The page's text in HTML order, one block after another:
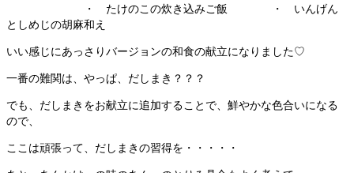
・ たけのこの炊き込みご飯 ・ いんげん
としめじの胡麻和え
いい感じにあっさりバージョンの和食の献立になりました♡
一番の難関は、やっぱ、だしまき？？？
でも、だしまきをお献立に追加することで、鮮やかな色合いになる
ので、
ここは頑張って、だしまきの習得を・・・・・